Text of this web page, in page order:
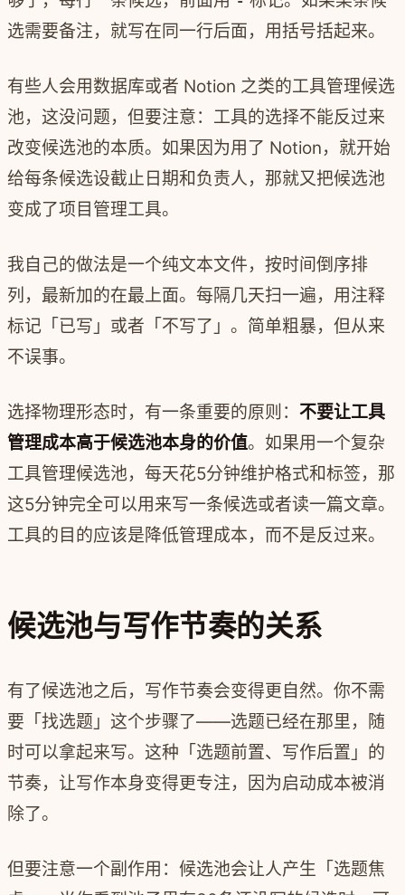
选需要备注，就写在同一行后面，用括号括起来。
有些人会用数据库或者 Notion 之类的工具管理候选
池，这没问题，但要注意：工具的选择不能反过来
改变候选池的本质。如果因为用了 Notion，就开始
给每条候选设截止日期和负责人，那就又把候选池
变成了项目管理工具。
我自己的做法是一个纯文本文件，按时间倒序排
列，最新加的在最上面。每隔几天扫一遍，用注释
标记「已写」或者「不写了」。简单粗暴，但从来
不误事。
选择物理形态时，有一条重要的原则： 不要让工具
管理成本高于候选池本身的价值。如果用一个复杂
工具管理候选池，每天花5分钟维护格式和标签，那
这5分钟完全可以用来写一条候选或者读一篇文章。
工具的目的应该是降低管理成本，而不是反过来。
候选池与写作节奏的关系
有了候选池之后，写作节奏会变得更自然。你不需
要「找选题」这个步骤了——选题已经在那里，随
时可以拿起来写。这种「选题前置、写作后置」的
节奏，让写作本身变得更专注，因为启动成本被消
除了。
但要注意一个副作用：候选池会让人产生「选题焦